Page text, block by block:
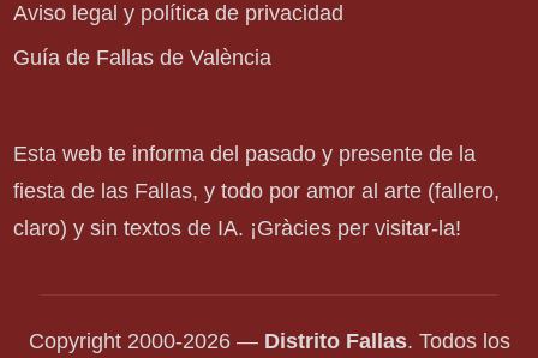
Aviso legal y política de privacidad
Guía de Fallas de València
Esta web te informa del pasado y presente de la
fiesta de las Fallas, y todo por amor al arte (fallero,
claro) y sin textos de IA. ¡Gràcies per visitar-la!
Copyright 2000-2026 — Distrito Fallas. Todos los